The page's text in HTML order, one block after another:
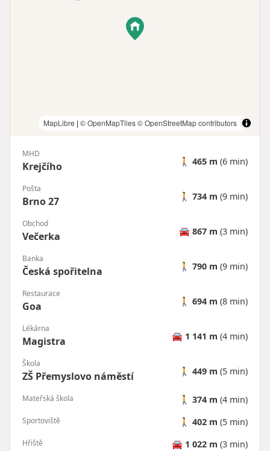
MapLibre | © OpenMapTiles© OpenStreetMap contributors
MHD
Krejčího 🚶 465 m (6 min)
Pošta
Brno 27 🚶 734 m (9 min)
Obchod
Večerka 🚘 867 m (3 min)
Banka
Česká spořitelna 🚶 790 m (9 min)
Restaurace
Goa 🚶 694 m (8 min)
Lékárna
Magistra 🚘 1 141 m (4 min)
Škola
ZŠ Přemyslovo náměstí 🚶 449 m (5 min)
Mateřská škola 🚶 374 m (4 min)
Sportoviště 🚶 402 m (5 min)
Hřiště 🚘 1 022 m (3 min)